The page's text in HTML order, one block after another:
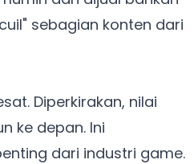
sebagian konten dari
Diperkirakan, nilai
ke depan. Ini
dari industri game.